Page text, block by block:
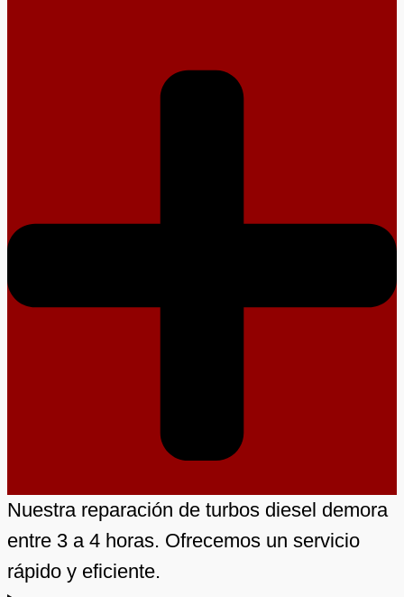
Nuestra reparación de turbos diesel demora
entre 3 a 4 horas. Ofrecemos un servicio
rápido y eficiente.